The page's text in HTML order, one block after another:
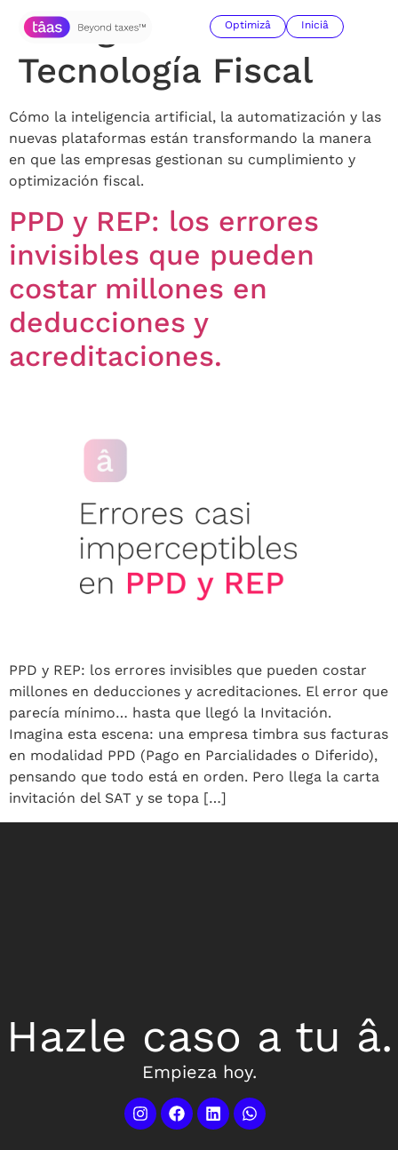
Iniciâ
Optimizâ
Categoría:
Tecnología Fiscal
Cómo la inteligencia artificial, la automatización y las
nuevas plataformas están transformando la manera
en que las empresas gestionan su cumplimiento y
optimización fiscal.
PPD y REP: los errores
invisibles que pueden
costar millones en
deducciones y
acreditaciones.
PPD y REP: los errores invisibles que pueden costar
millones en deducciones y acreditaciones. El error que
parecía mínimo… hasta que llegó la Invitación.
Imagina esta escena: una empresa timbra sus facturas
en modalidad PPD (Pago en Parcialidades o Diferido),
pensando que todo está en orden. Pero llega la carta
invitación del SAT y se topa […]
Hazle caso a tu â.
Empieza hoy.